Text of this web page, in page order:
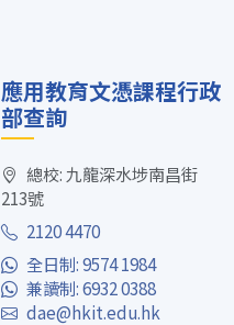
應用教育文憑課程行政
部查詢
總校: 九龍深水埗南昌街
213號
2120 4470
全日制: 9574 1984
兼讀制: 6932 0388
dae@hkit.edu.hk